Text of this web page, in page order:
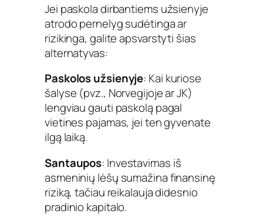
Jei paskola dirbantiems užsienyje
atrodo pernelyg sudėtinga ar
rizikinga, galite apsvarstyti šias
alternatyvas:
Paskolos užsienyje: Kai kuriose
šalyse (pvz., Norvegijoje ar JK)
lengviau gauti paskolą pagal
vietines pajamas, jei ten gyvenate
ilgą laiką.
Santaupos: Investavimas iš
asmeninių lėšų sumažina finansinę
riziką, tačiau reikalauja didesnio
pradinio kapitalo.